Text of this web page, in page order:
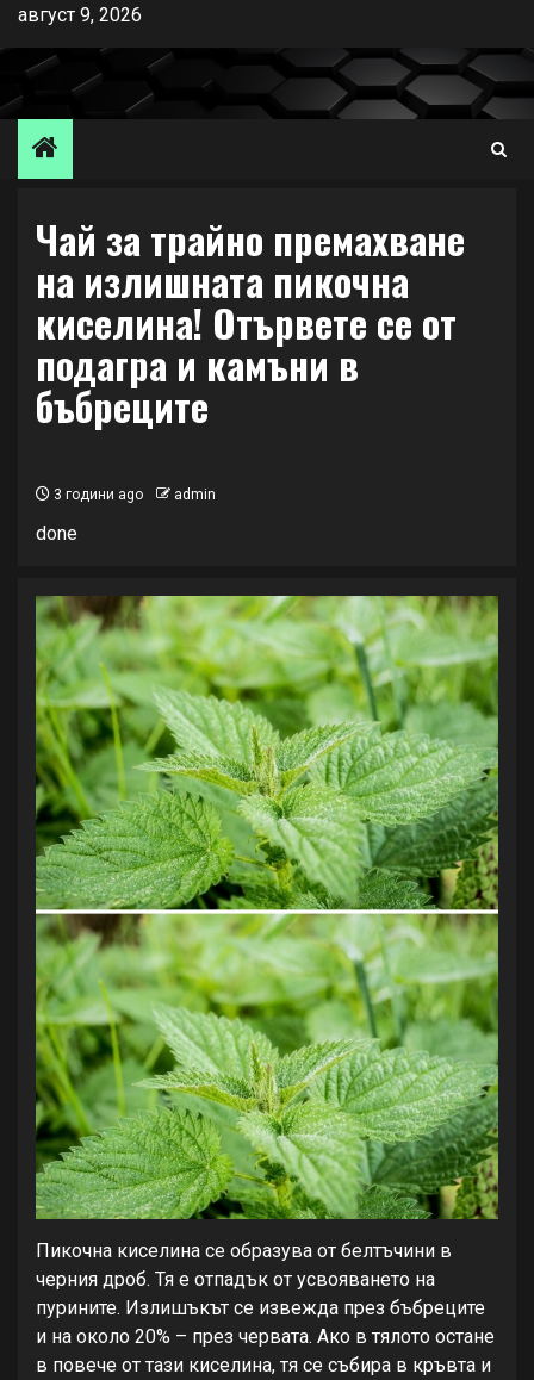
Skip
content
август 9, 2026
Чай за трайно премахване
на излишната пикочна
киселина! Отървете се от
подагра и камъни в
бъбреците
3 години ago admin
done
Пикочна киселина се образува от белтъчини в
черния дроб. Тя е отпадък от усвояването на
пурините. Излишъкът се извежда през бъбреците
и на около 20% – през червата. Ако в тялото остане
в повече от тази киселина, тя се събира в кръвта и